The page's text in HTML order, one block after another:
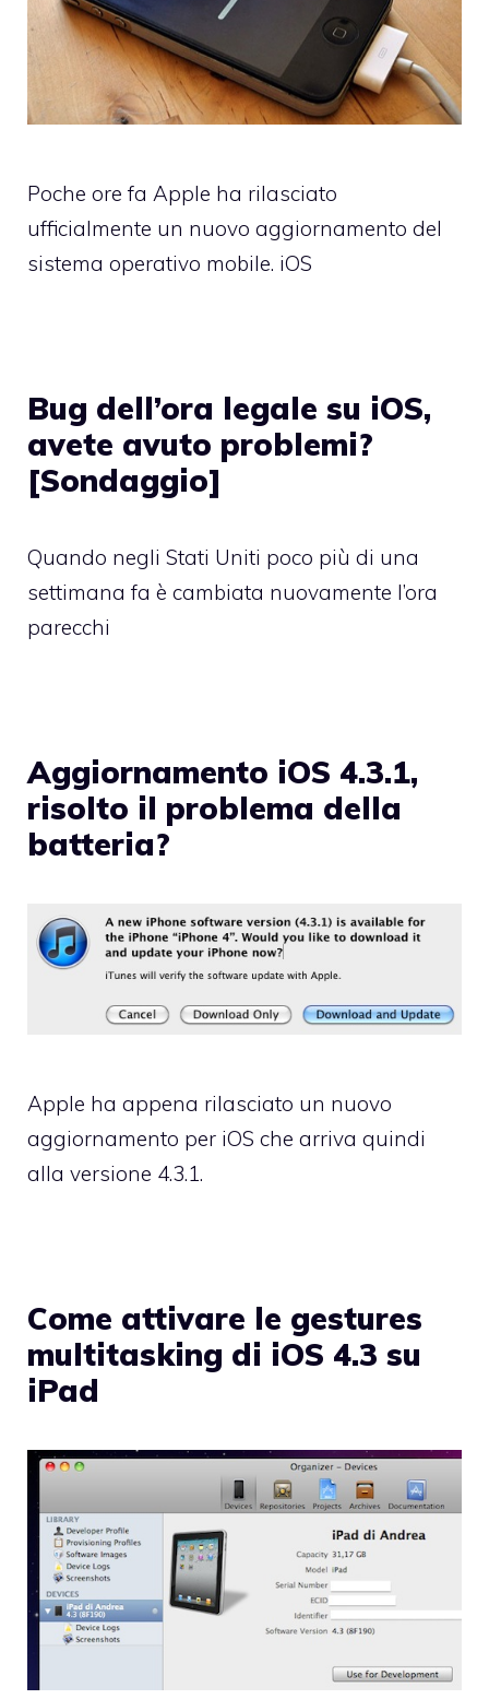
Poche ore fa Apple ha rilasciato
ufficialmente un nuovo aggiornamento del
sistema operativo mobile. iOS
Bug dell’ora legale su iOS,
avete avuto problemi?
[Sondaggio]
Quando negli Stati Uniti poco più di una
settimana fa è cambiata nuovamente l’ora
parecchi
Aggiornamento iOS 4.3.1,
risolto il problema della
batteria?
Apple ha appena rilasciato un nuovo
aggiornamento per iOS che arriva quindi
alla versione 4.3.1.
Come attivare le gestures
multitasking di iOS 4.3 su
iPad